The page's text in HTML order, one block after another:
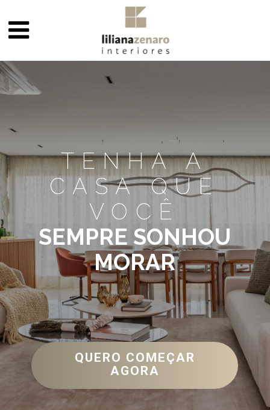
TENHA A
CASA QUE
VOCÊ
SEMPRE SONHOU
MORAR
QUERO COMEÇAR
AGORA